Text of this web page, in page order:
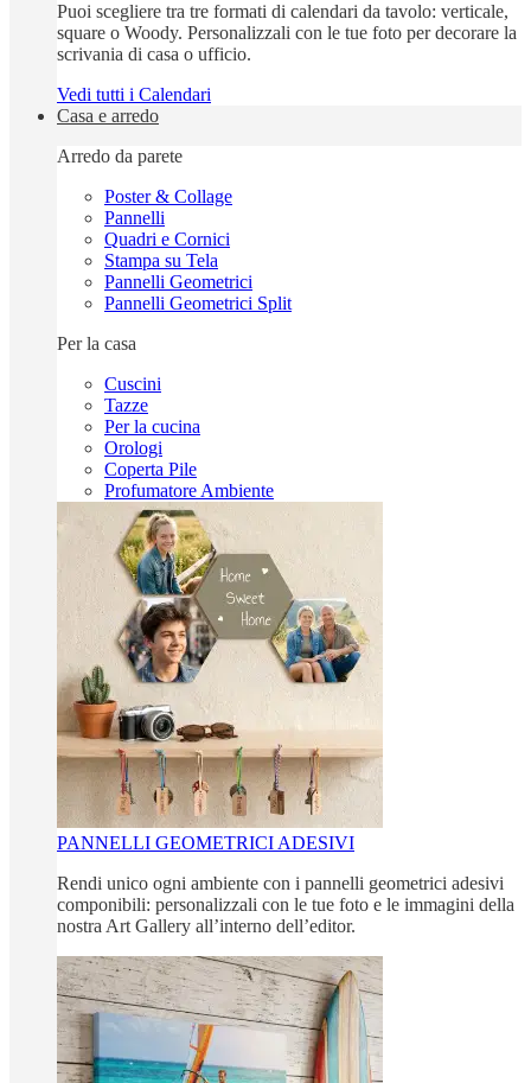
Puoi scegliere tra tre formati di calendari da tavolo: verticale,
square o Woody. Personalizzali con le tue foto per decorare la
scrivania di casa o ufficio.
Vedi tutti i Calendari
Casa e arredo
Arredo da parete
Poster & Collage
Pannelli
Quadri e Cornici
Stampa su Tela
Pannelli Geometrici
Pannelli Geometrici Split
Per la casa
Cuscini
Tazze
Per la cucina
Orologi
Coperta Pile
Profumatore Ambiente
PANNELLI GEOMETRICI ADESIVI
Rendi unico ogni ambiente con i pannelli geometrici adesivi
componibili: personalizzali con le tue foto e le immagini della
nostra Art Gallery all’interno dell’editor.